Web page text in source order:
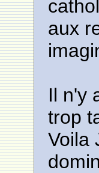
aux
Il n'y
trop
Voila